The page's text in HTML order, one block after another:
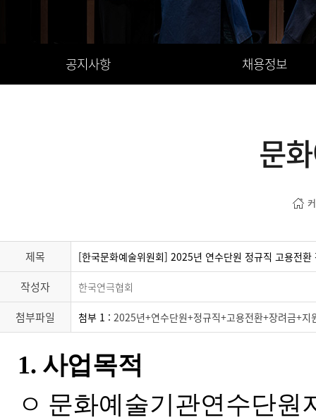
공지사항 채용정보
문
제목 [한국문화예술위원회] 2025년 연수단원 정규직 고용전환
작성자 한국연극협회
첨부파일 첨부 1 : 2025년+연수단원+정규직+고용전환+장려금+
1. 사업목적
ㅇ 문화예술기관연수단원